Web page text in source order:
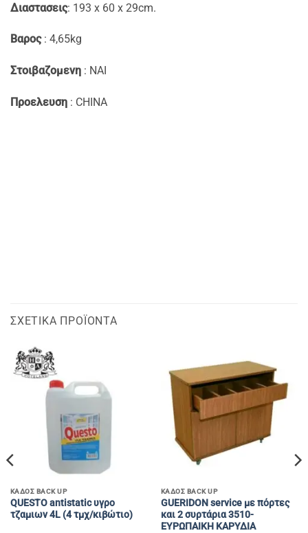
Διαστασεις: 193 x 60 x 29cm.
Βαρος: 4,65kg
Στοιβαζομενη : NAI
Προελευση : CHINA
ΣΧΕΤΙΚΆ ΠΡΟΪΌΝΤΑ
ΚΑΔΟΣ BACK UP
QUESTO antistatic υγρο
τζαμιων 4L (4 τμχ/κιβώτιο)
ΚΑΔΟΣ BACK UP
GUERIDON service με πόρτες
και 2 συρτάρια 3510-
ΕΥΡΩΠΑΙΚΗ ΚΑΡΥΔΙΑ